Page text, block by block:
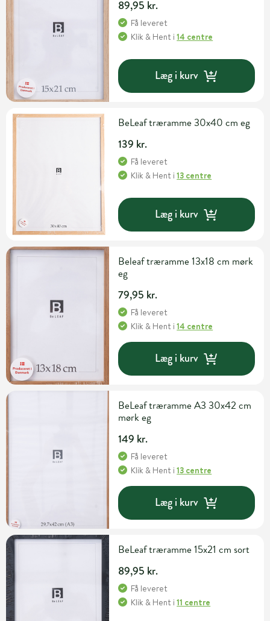
89,95 kr.
Få leveret
Klik & Hent i14 centre
Læg i kurv
BeLeaf træramme 30x40 cm eg
139 kr.
Få leveret
Klik & Hent i13 centre
Læg i kurv
Beleaf træramme 13x18 cm mørk
eg
79,95 kr.
Få leveret
Klik & Hent i14 centre
Læg i kurv
BeLeaf træramme A3 30x42 cm
mørk eg
149 kr.
Få leveret
Klik & Hent i13 centre
Læg i kurv
BeLeaf træramme 15x21 cm sort
89,95 kr.
Få leveret
Klik & Hent i11 centre